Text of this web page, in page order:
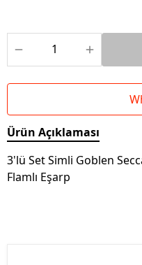
Ürün Açıklaması
3'lü Set Simli Goblen
Flamlı Eşarp